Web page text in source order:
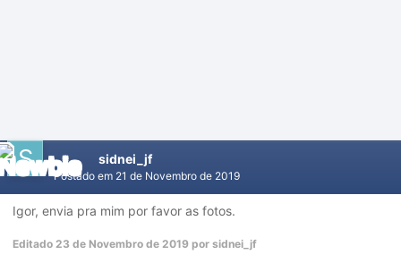
sidnei_jf
Postado em 21 de Novembro de 2019
Igor, envia pra mim por favor as fotos.
Editado 23 de Novembro de 2019 por sidnei_jf